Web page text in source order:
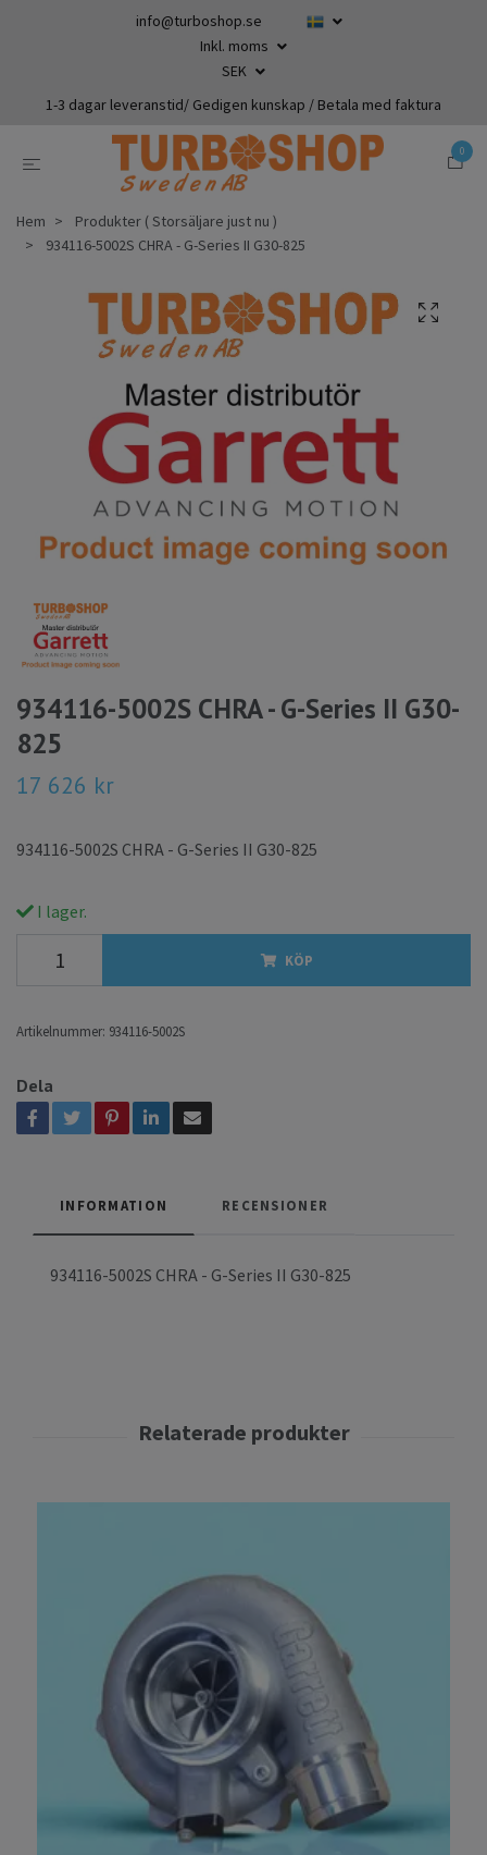
info@turboshop.se
Inkl. moms
SEK
1-3 dagar leveranstid/ Gedigen kunskap / Betala med faktura
0
Hem
Produkter ( Storsäljare just nu )
934116-5002S CHRA - G-Series II G30-825
934116-5002S CHRA - G-Series II G30-
825
17 626 kr
934116-5002S CHRA - G-Series II G30-825
I lager.
KÖP
Artikelnummer: 934116-5002S
Dela
INFORMATION RECENSIONER
934116-5002S CHRA - G-Series II G30-825